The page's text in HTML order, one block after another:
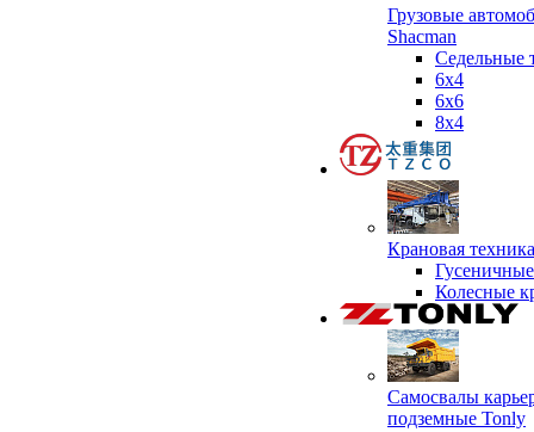
Грузовые
Shacman
Седельные
6х4
6x6
8x4
Крановая
Колесные
Самосвалы
подземные Tonly